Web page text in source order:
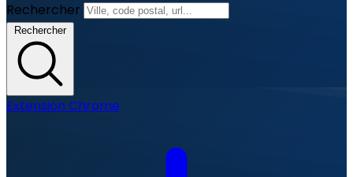
Rechercher
Rechercher
Extension Chrome